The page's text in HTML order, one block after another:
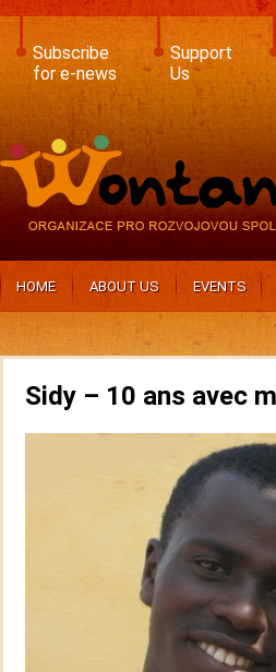
Skip
main
content
Subscribe
for e-news
Support
Us
HOME ABOUT US EVENTS
Sidy – 10 ans avec